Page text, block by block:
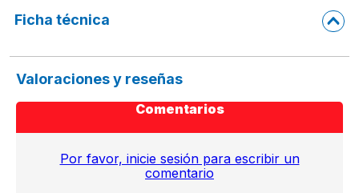
Ficha técnica
Valoraciones y reseñas
Comentarios
Por favor, inicie sesión para escribir un
comentario